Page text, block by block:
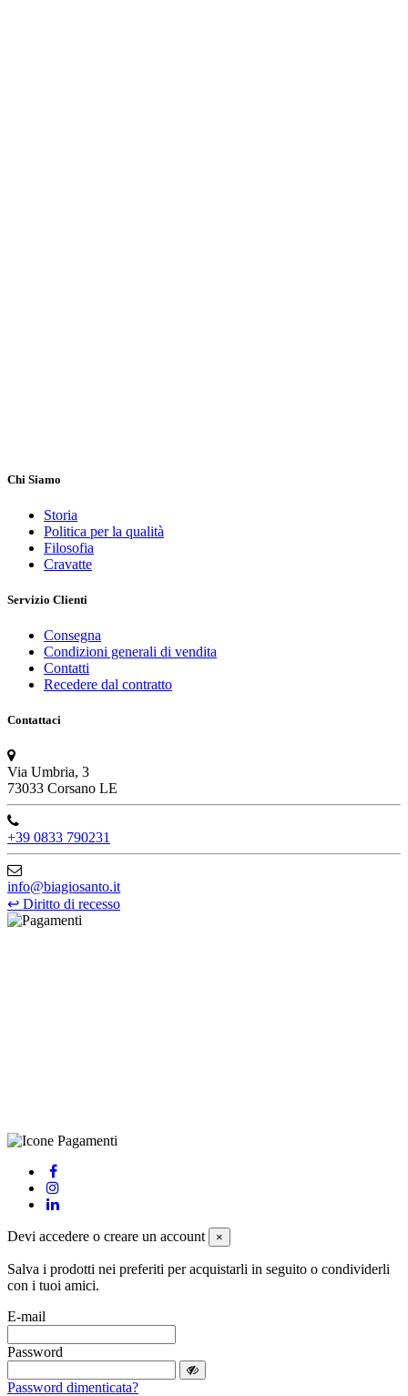
Chi Siamo
Storia
Politica per la qualità
Filosofia
Cravatte
Servizio Clienti
Consegna
Condizioni generali di vendita
Contatti
Recedere dal contratto
Contattaci
Via Umbria, 3
73033 Corsano LE
+39 0833 790231
info@biagiosanto.it
↩ Diritto di recesso
Devi accedere o creare un account ×
Salva i prodotti nei preferiti per acquistarli in seguito o condividerli
con i tuoi amici.
E-mail
Password
Password dimenticata?